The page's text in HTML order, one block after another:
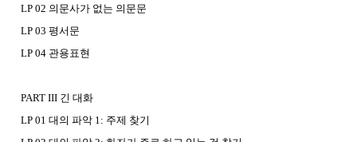
LP 02 의문사가 없는 의문문
LP 03 평서문
LP 04 관용표현
PART III 긴 대화
LP 01 대의 파악 1: 주제 찾기